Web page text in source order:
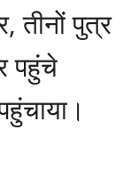
तीनों पुत्र
पहुंचे